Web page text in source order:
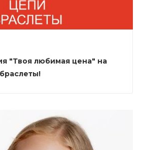
"Твоя любимая цена" на